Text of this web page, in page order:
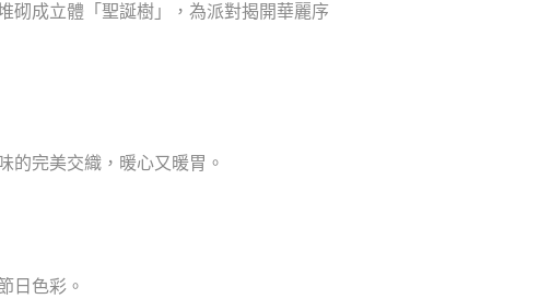
砌成立體「聖誕樹」，為派對揭開華麗序
的完美交織，暖心又暖胃。
日色彩。